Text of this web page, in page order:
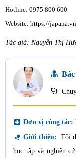
Hotline: 0975 800 600
Website: https://japana.vn
Tác giả: Nguyễn Thị
local_hospital Đơn vị công tác:
bubble_chart Giới thiệu: Tôi
học tập và nghiên